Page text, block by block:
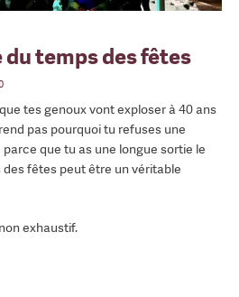
du temps des fêtes
tes genoux vont exploser à 40 ans
pas pourquoi tu refuses une
que tu as une longue sortie le
fêtes peut être un véritable
exhaustif.